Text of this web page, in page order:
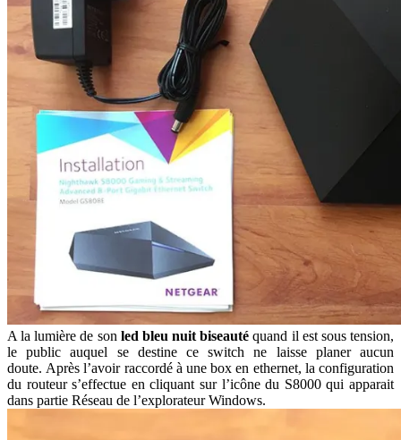
A la lumière de son led bleu nuit biseauté quand il est sous tension,
le public auquel se destine ce switch ne laisse planer aucun
doute. Après l’avoir raccordé à une box en ethernet, la configuration
du routeur s’effectue en cliquant sur l’icône du S8000 qui apparait
dans partie Réseau de l’explorateur Windows.